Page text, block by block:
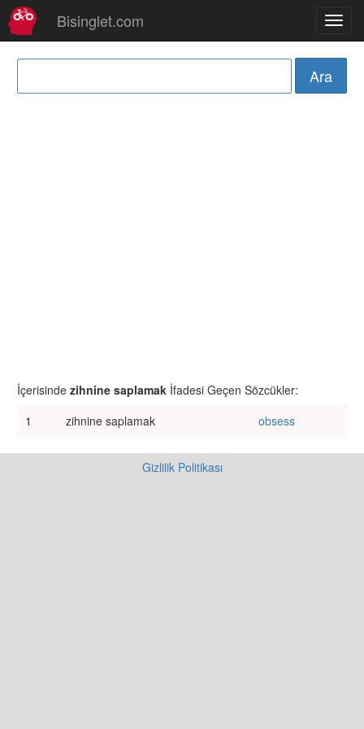
Bisinglet.com
İçerisinde zihnine saplamak İfadesi Geçen Sözcükler:
1
zihnine saplamak obsess
Gizlilik Politikası